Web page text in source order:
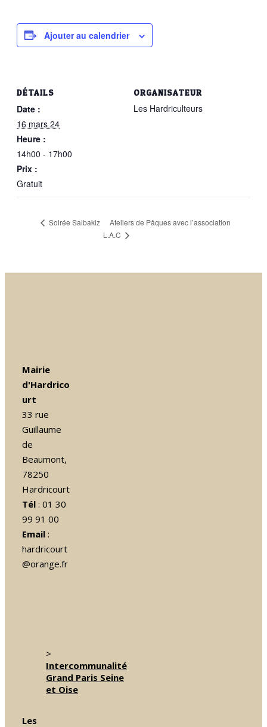
Ajouter au calendrier
DÉTAILS
Date :
16 mars 24
Heure :
14h00 - 17h00
Prix :
Gratuit
ORGANISATEUR
Les Hardriculteurs
Soirée Salbakiz
Ateliers de Pâques avec l’association
L.A.C
Mairie
d'Hardrico
urt
33 rue
Guillaume
de
Beaumont,
78250
Hardricourt
Tél : 01 30
99 91 00
Email :
hardricourt
@orange.fr
>
Intercommunalité
Grand Paris Seine
et Oise
Les